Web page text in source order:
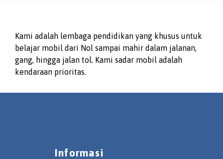
Kami adalah lembaga pendidikan yang khusus untuk
belajar mobil dari Nol sampai mahir dalam jalanan,
gang, hingga jalan tol. Kami sadar mobil adalah
kendaraan prioritas.
Informasi